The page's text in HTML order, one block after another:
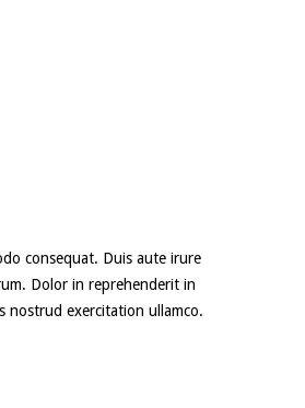
consequat. Duis aute irure
Dolor in reprehenderit in
nostrud exercitation ullamco.